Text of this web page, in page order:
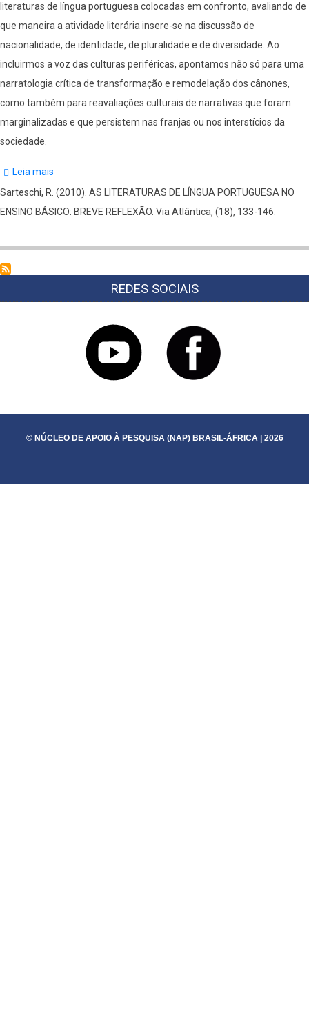
presente)
literaturas de língua portuguesa colocadas em confronto, avaliando de
que maneira a atividade literária insere-se na discussão de
nacionalidade, de identidade, de pluralidade e de diversidade. Ao
incluirmos a voz das culturas periféricas, apontamos não só para uma
narratologia crítica de transformação e remodelação dos cânones,
como também para reavaliações culturais de narrativas que foram
marginalizadas e que persistem nas franjas ou nos interstícios da
sociedade.
Leia mais
As
literaturas
língua
reflexão
Sarteschi, R. (2010). AS LITERATURAS DE LÍNGUA PORTUGUESA NO
ENSINO BÁSICO: BREVE REFLEXÃO. Via Atlântica, (18), 133-146.
REDES SOCIAIS
© NÚCLEO DE APOIO À PESQUISA (NAP) BRASIL-ÁFRICA | 2026